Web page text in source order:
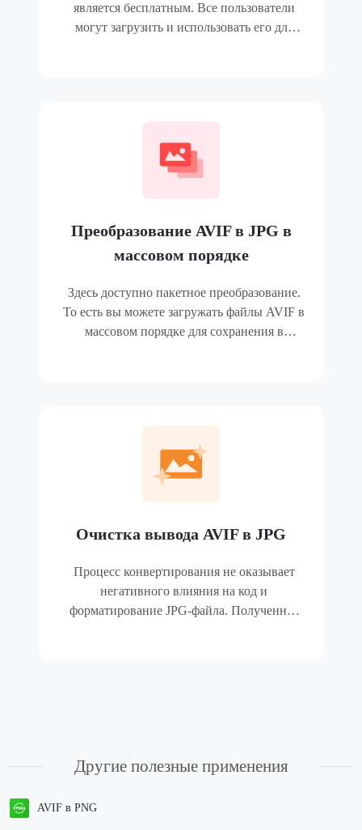
является бесплатным. Все пользователи
могут загрузить и использовать его для
Преобразование AVIF в JPG в
массовом порядке
Здесь доступно пакетное преобразование.
То есть вы можете загружать файлы AVIF в
массовом порядке для сохранения в
Очистка вывода AVIF в JPG
Процесс конвертирования не оказывает
негативного влияния на код и
форматирование JPG-файла. Полученная
Другие полезные применения
AVIF в PNG